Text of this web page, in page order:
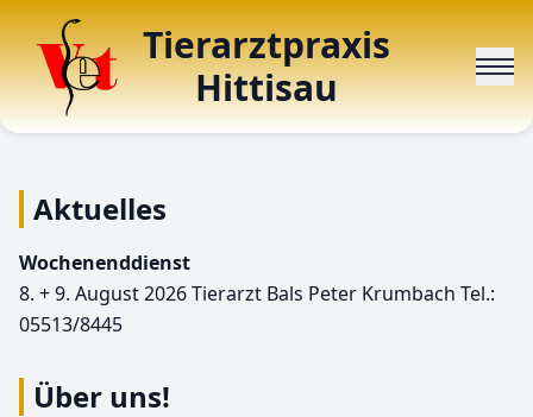
Tierarztpraxis
Hittisau
Aktuelles
Wochenenddienst
8. + 9. August 2026 Tierarzt Bals Peter Krumbach Tel.:
05513/8445
Über uns!